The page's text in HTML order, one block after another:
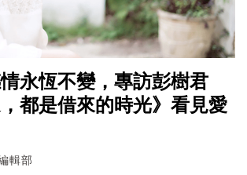
永恆不變，專訪彭樹君
，都是借來的時光》看見愛
輯部